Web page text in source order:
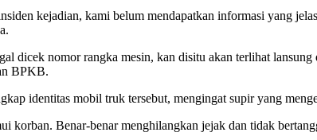
kejadian, kami belum mendapatkan informasi yang
dicek nomor rangka mesin, kan disitu akan terlihat
BPKB.
identitas mobil truk tersebut, mengingat supir yang
Benar-benar menghilangkan jejak dan tidak